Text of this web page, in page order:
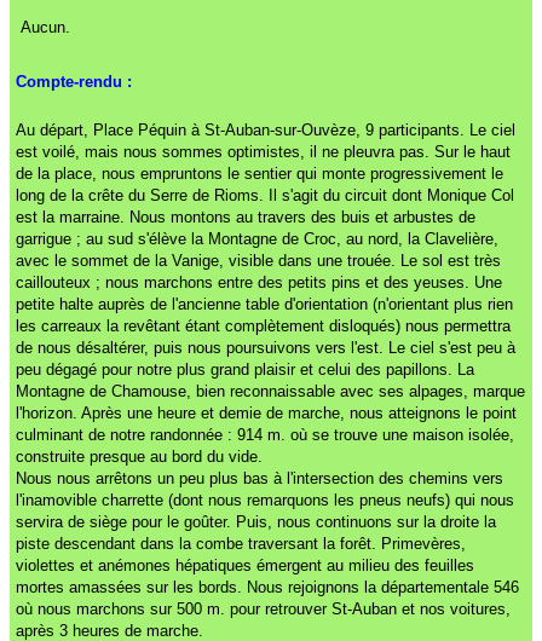
Aucun.
Compte-rendu :
Au départ, Place Péquin à St-Auban-sur-Ouvèze, 9 participants. Le ciel
est voilé, mais nous sommes optimistes, il ne pleuvra pas. Sur le haut
de la place, nous empruntons le sentier qui monte progressivement le
long de la crête du Serre de Rioms. Il s'agit du circuit dont Monique Col
est la marraine. Nous montons au travers des buis et arbustes de
garrigue ; au sud s'élève la Montagne de Croc, au nord, la Clavelière,
avec le sommet de la Vanige, visible dans une trouée. Le sol est très
caillouteux ; nous marchons entre des petits pins et des yeuses. Une
petite halte auprès de l'ancienne table d'orientation (n'orientant plus rien
les carreaux la revêtant étant complètement disloqués) nous permettra
de nous désaltérer, puis nous poursuivons vers l'est. Le ciel s'est peu à
peu dégagé pour notre plus grand plaisir et celui des papillons. La
Montagne de Chamouse, bien reconnaissable avec ses alpages, marque
l'horizon. Après une heure et demie de marche, nous atteignons le point
culminant de notre randonnée : 914 m. où se trouve une maison isolée,
construite presque au bord du vide.
Nous nous arrêtons un peu plus bas à l'intersection des chemins vers
l'inamovible charrette (dont nous remarquons les pneus neufs) qui nous
servira de siège pour le goûter. Puis, nous continuons sur la droite la
piste descendant dans la combe traversant la forêt. Primevères,
violettes et anémones hépatiques émergent au milieu des feuilles
mortes amassées sur les bords. Nous rejoignons la départementale 546
où nous marchons sur 500 m. pour retrouver St-Auban et nos voitures,
après 3 heures de marche.